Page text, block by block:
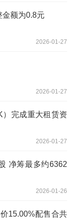
额为0.8元
2026-01-27
2026-01-27
）完成重大租赁资
2026-01-27
净筹最多约6362
2026-01-26
15.00%配售合共